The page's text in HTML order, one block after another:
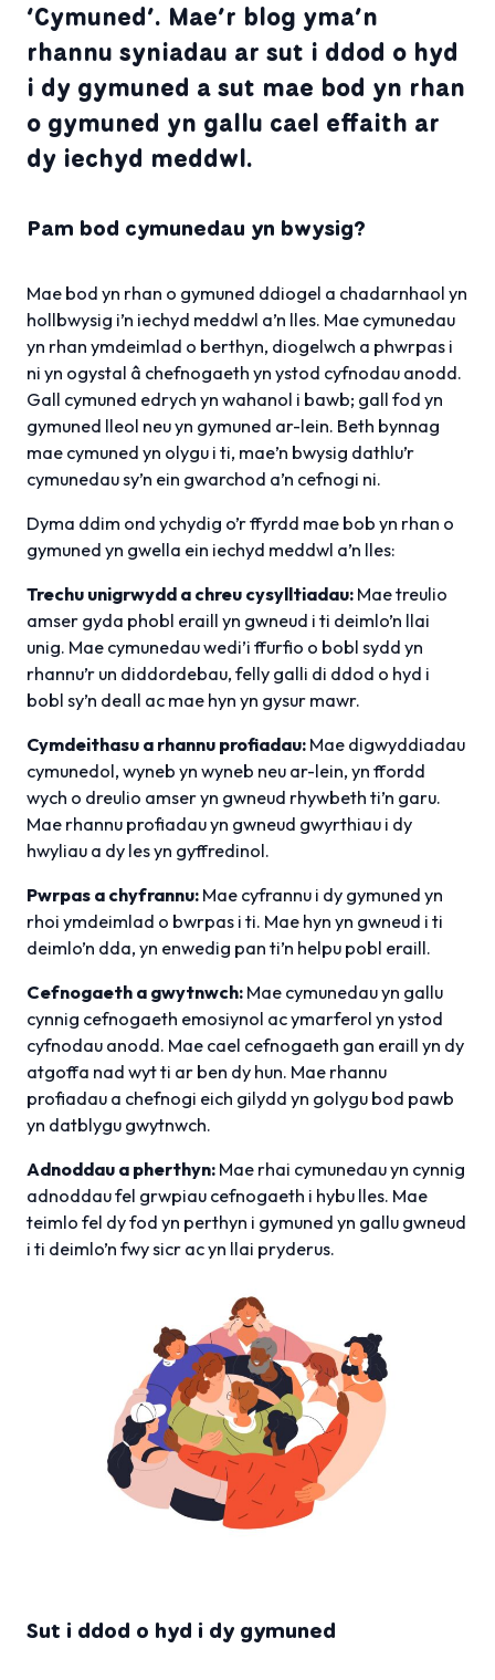
‘Cymuned’. Mae’r blog yma’n
rhannu syniadau ar sut i ddod o hyd
i dy gymuned a sut mae bod yn rhan
o gymuned yn gallu cael effaith ar
dy iechyd meddwl.
Pam bod cymunedau yn bwysig?
Mae bod yn rhan o gymuned ddiogel a chadarnhaol yn
hollbwysig i’n iechyd meddwl a’n lles. Mae cymunedau
yn rhan ymdeimlad o berthyn, diogelwch a phwrpas i
ni yn ogystal â chefnogaeth yn ystod cyfnodau anodd.
Gall cymuned edrych yn wahanol i bawb; gall fod yn
gymuned lleol neu yn gymuned ar-lein. Beth bynnag
mae cymuned yn olygu i ti, mae’n bwysig dathlu’r
cymunedau sy’n ein gwarchod a’n cefnogi ni.
Dyma ddim ond ychydig o’r ffyrdd mae bob yn rhan o
gymuned yn gwella ein iechyd meddwl a’n lles:
Trechu unigrwydd a chreu cysylltiadau: Mae treulio
amser gyda phobl eraill yn gwneud i ti deimlo’n llai
unig. Mae cymunedau wedi’i ffurfio o bobl sydd yn
rhannu’r un diddordebau, felly galli di ddod o hyd i
bobl sy’n deall ac mae hyn yn gysur mawr.
Cymdeithasu a rhannu profiadau: Mae digwyddiadau
cymunedol, wyneb yn wyneb neu ar-lein, yn ffordd
wych o dreulio amser yn gwneud rhywbeth ti’n garu.
Mae rhannu profiadau yn gwneud gwyrthiau i dy
hwyliau a dy les yn gyffredinol.
Pwrpas a chyfrannu: Mae cyfrannu i dy gymuned yn
rhoi ymdeimlad o bwrpas i ti. Mae hyn yn gwneud i ti
deimlo’n dda, yn enwedig pan ti’n helpu pobl eraill.
Cefnogaeth a gwytnwch: Mae cymunedau yn gallu
cynnig cefnogaeth emosiynol ac ymarferol yn ystod
cyfnodau anodd. Mae cael cefnogaeth gan eraill yn dy
atgoffa nad wyt ti ar ben dy hun. Mae rhannu
profiadau a chefnogi eich gilydd yn golygu bod pawb
yn datblygu gwytnwch.
Adnoddau a pherthyn: Mae rhai cymunedau yn cynnig
adnoddau fel grwpiau cefnogaeth i hybu lles. Mae
teimlo fel dy fod yn perthyn i gymuned yn gallu gwneud
i ti deimlo’n fwy sicr ac yn llai pryderus.
Sut i ddod o hyd i dy gymuned